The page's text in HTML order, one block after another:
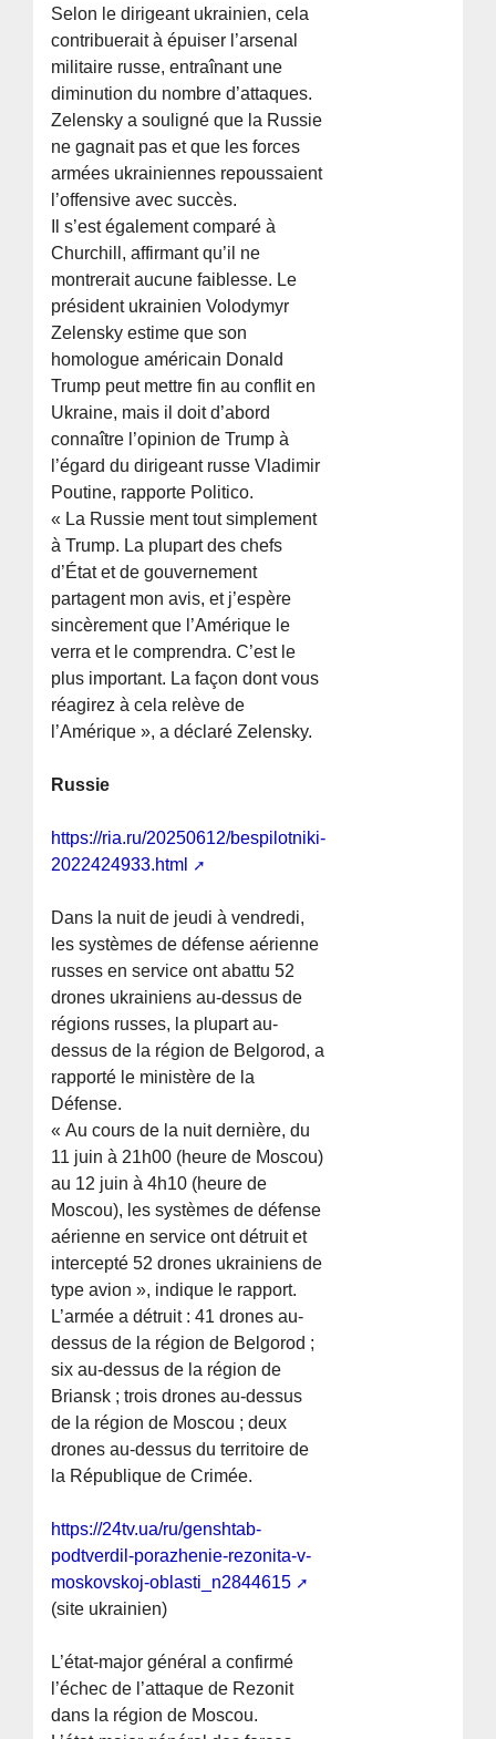
Selon le dirigeant ukrainien, cela
contribuerait à épuiser l’arsenal
militaire russe, entraînant une
diminution du nombre d’attaques.
Zelensky a souligné que la Russie
ne gagnait pas et que les forces
armées ukrainiennes repoussaient
l’offensive avec succès.
Il s’est également comparé à
Churchill, affirmant qu’il ne
montrerait aucune faiblesse. Le
président ukrainien Volodymyr
Zelensky estime que son
homologue américain Donald
Trump peut mettre fin au conflit en
Ukraine, mais il doit d’abord
connaître l’opinion de Trump à
l’égard du dirigeant russe Vladimir
Poutine, rapporte Politico.
« La Russie ment tout simplement
à Trump. La plupart des chefs
d’État et de gouvernement
partagent mon avis, et j’espère
sincèrement que l’Amérique le
verra et le comprendra. C’est le
plus important. La façon dont vous
réagirez à cela relève de
l’Amérique », a déclaré Zelensky.
Russie
https://ria.ru/20250612/bespilotniki-
2022424933.html
Dans la nuit de jeudi à vendredi,
les systèmes de défense aérienne
russes en service ont abattu 52
drones ukrainiens au-dessus de
régions russes, la plupart au-
dessus de la région de Belgorod, a
rapporté le ministère de la
Défense.
« Au cours de la nuit dernière, du
11 juin à 21h00 (heure de Moscou)
au 12 juin à 4h10 (heure de
Moscou), les systèmes de défense
aérienne en service ont détruit et
intercepté 52 drones ukrainiens de
type avion », indique le rapport.
L’armée a détruit : 41 drones au-
dessus de la région de Belgorod ;
six au-dessus de la région de
Briansk ; trois drones au-dessus
de la région de Moscou ; deux
drones au-dessus du territoire de
la République de Crimée.
https://24tv.ua/ru/genshtab-
podtverdil-porazhenie-rezonita-v-
moskovskoj-oblasti_n2844615
(site ukrainien)
L’état-major général a confirmé
l’échec de l’attaque de Rezonit
dans la région de Moscou.